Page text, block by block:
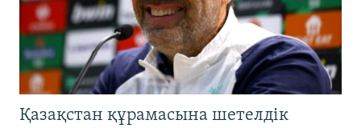
Қазақстан құрамасына шетелдік